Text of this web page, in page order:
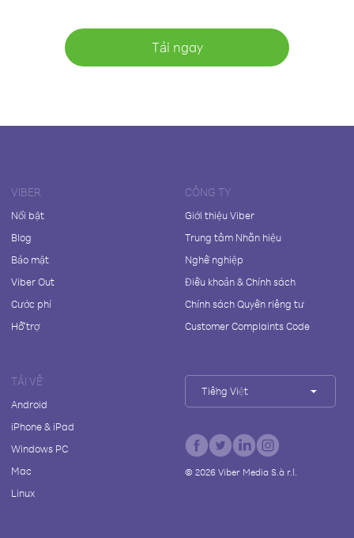
Tải ngay
VIBER
Nổi bật
Blog
Bảo mật
Viber Out
Cước phí
Hỗ trợ
CÔNG TY
Giới thiệu Viber
Trung tâm Nhãn hiệu
Nghề nghiệp
Điều khoản & Chính sách
Chính sách Quyền riêng tư
Customer Complaints Code
TẢI VỀ
Android
iPhone & iPad
Windows PC
Mac
Linux
Tiếng Việt
© 2026Viber Media S.à r.l.